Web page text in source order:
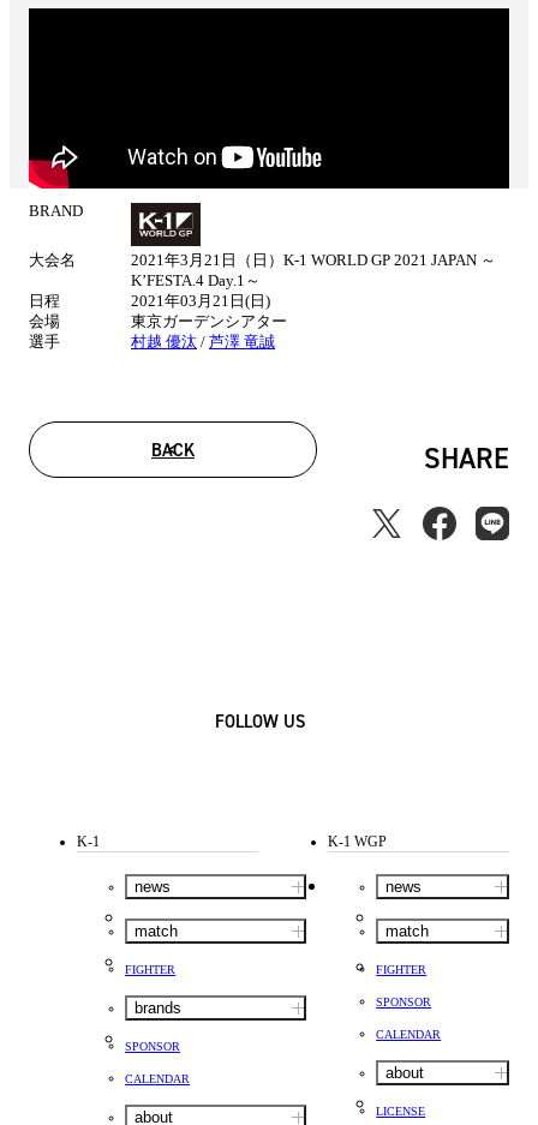
BRAND
大会名
2021年3月21日（日）K-1 WORLD GP 2021 JAPAN ～
K’FESTA.4 Day.1～
日程
2021年03月21日(日)
会場
東京ガーデンシアター
選手
村越 優汰 / 芦澤 竜誠
BACK SHARE
FOLLOW US
K-1
news
match
FIGHTER
brands
SPONSOR
CALENDAR
about
K-1 WGP
news
match
FIGHTER
SPONSOR
CALENDAR
about
LICENSE